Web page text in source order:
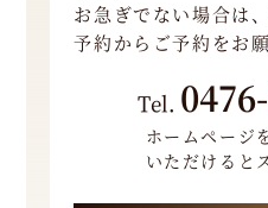
お急ぎでない場合は
予約からご予約をお
Tel.
ホームページ
いただけると